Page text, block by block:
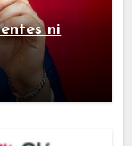
ni